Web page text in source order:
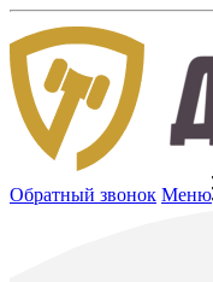
Обратный звонок Меню